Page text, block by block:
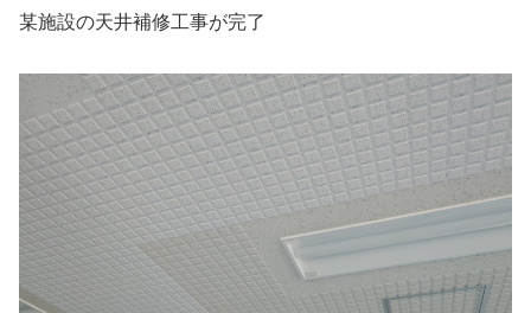
某施設の天井補修工事が完了